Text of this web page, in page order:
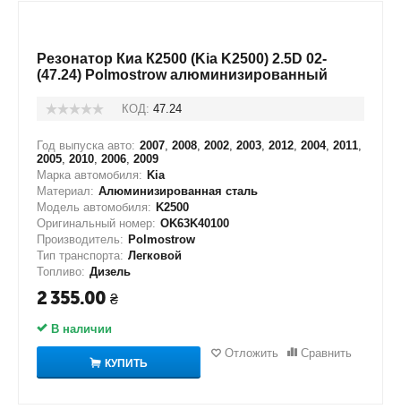
Резонатор Киа К2500 (Kia K2500) 2.5D 02-
(47.24) Polmostrow алюминизированный
КОД: 47.24
Год выпуска авто: 2007, 2008, 2002, 2003, 2012, 2004, 2011,
2005, 2010, 2006, 2009
Марка автомобиля: Kia
Материал: Алюминизированная сталь
Модель автомобиля: K2500
Оригинальный номер: OK63K40100
Производитель: Polmostrow
Тип транспорта: Легковой
Топливо: Дизель
2 355.00 ₴
В наличии
КУПИТЬ
Отложить Сравнить